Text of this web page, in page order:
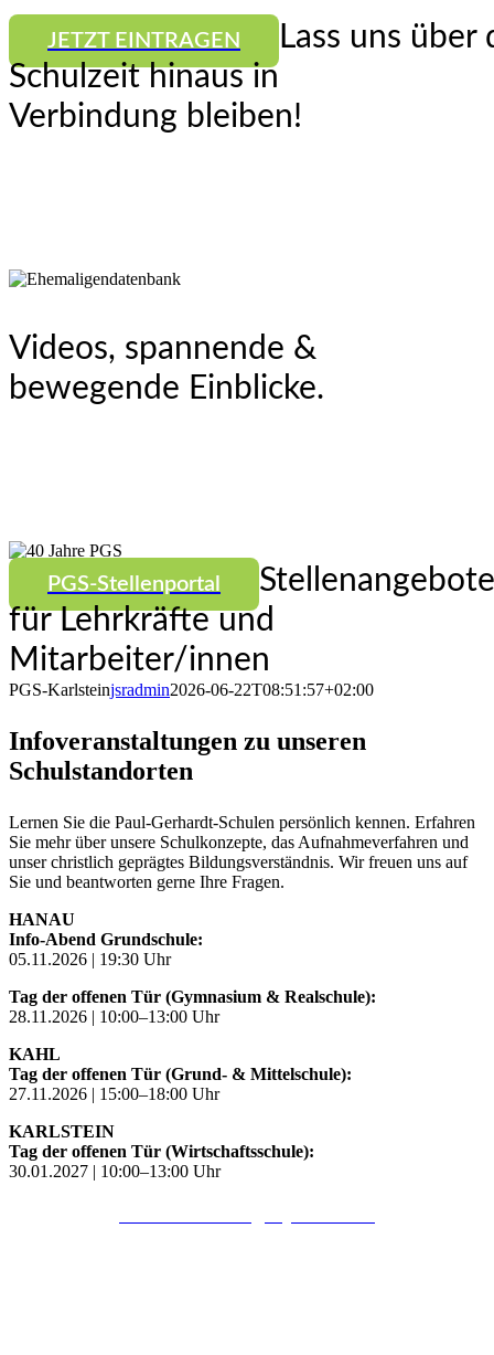
JETZT EINTRAGEN
Lass uns über
Schulzeit hinaus in
Verbindung bleiben!
Videos, spannende &
bewegende Einblicke.
PGS-Stellenportal
Stellenangebote
für Lehrkräfte und
Mitarbeiter/innen
PGS-Karlsteinjsradmin2026-06-22T08:51:57+02:00
Infoveranstaltungen zu unseren
Schulstandorten
Lernen Sie die Paul-Gerhardt-Schulen persönlich kennen. Erfahren
Sie mehr über unsere Schulkonzepte, das Aufnahmeverfahren und
unser christlich geprägtes Bildungsverständnis. Wir freuen uns auf
Sie und beantworten gerne Ihre Fragen.
HANAU
Info-Abend Grundschule:
05.11.2026 | 19:30 Uhr
Tag der offenen Tür (Gymnasium & Realschule):
28.11.2026 | 10:00–13:00 Uhr
KAHL
Tag der offenen Tür (Grund- & Mittelschule):
27.11.2026 | 15:00–18:00 Uhr
KARLSTEIN
Tag der offenen Tür (Wirtschaftsschule):
30.01.2027 | 10:00–13:00 Uhr